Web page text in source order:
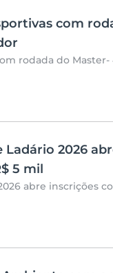
com
rodada do Master-
Ladário 2026
5 mil
abre inscrições